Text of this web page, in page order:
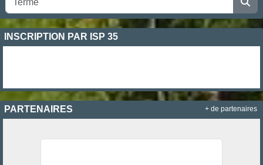
INSCRIPTION PAR ISP 35
PARTENAIRES + de partenaires